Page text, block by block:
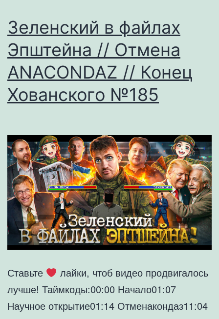
ВОЙНА
С
США
ЧЕРЕЗ
72
ЧАСА!!!
Зеленский в файлах
Эпштейна // Отмена
ANACONDAZ // Конец
Хованского №185
Ставьте
лайки, чтоб видео продвигалось
лучше! Таймкоды:00:00 Начало01:07
Научное открытие01:14 Отменакондаз11:04